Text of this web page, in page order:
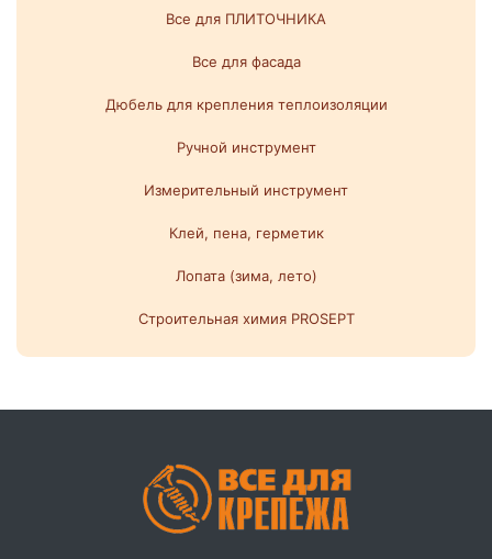
Все для ПЛИТОЧНИКА
Все для фасада
Дюбель для крепления теплоизоляции
Ручной инструмент
Измерительный инструмент
Клей, пена, герметик
Лопата (зима, лето)
Строительная химия PROSEPT